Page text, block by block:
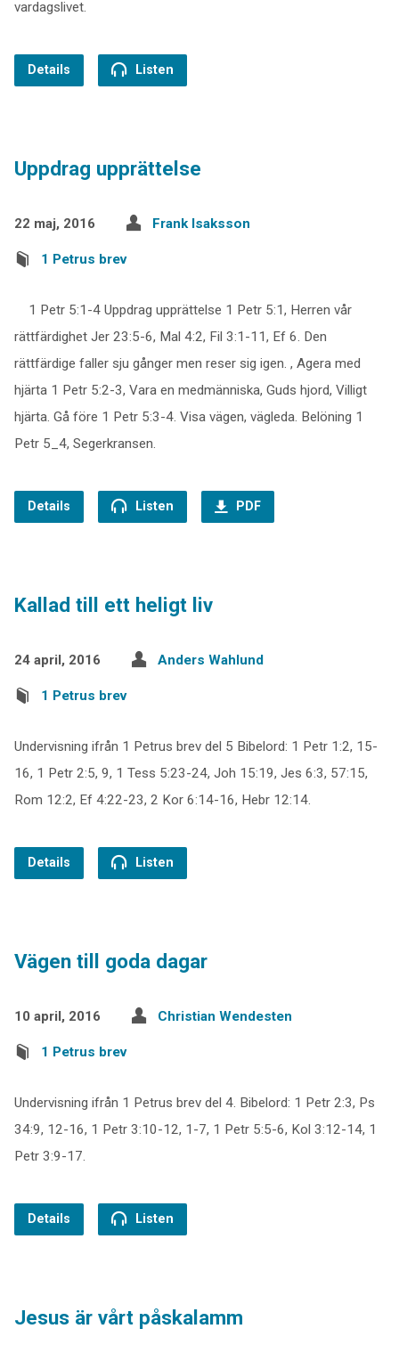
vardagslivet.
Details Listen
Uppdrag upprättelse
22 maj, 2016 Frank Isaksson
1 Petrus brev
1 Petr 5:1-4 Uppdrag upprättelse 1 Petr 5:1, Herren vår
rättfärdighet Jer 23:5-6, Mal 4:2, Fil 3:1-11, Ef 6. Den
rättfärdige faller sju gånger men reser sig igen. , Agera med
hjärta 1 Petr 5:2-3, Vara en medmänniska, Guds hjord, Villigt
hjärta. Gå före 1 Petr 5:3-4. Visa vägen, vägleda. Belöning 1
Petr 5_4, Segerkransen.
Details Listen PDF
Kallad till ett heligt liv
24 april, 2016 Anders Wahlund
1 Petrus brev
Undervisning ifrån 1 Petrus brev del 5 Bibelord: 1 Petr 1:2, 15-
16, 1 Petr 2:5, 9, 1 Tess 5:23-24, Joh 15:19, Jes 6:3, 57:15,
Rom 12:2, Ef 4:22-23, 2 Kor 6:14-16, Hebr 12:14.
Details Listen
Vägen till goda dagar
10 april, 2016 Christian Wendesten
1 Petrus brev
Undervisning ifrån 1 Petrus brev del 4. Bibelord: 1 Petr 2:3, Ps
34:9, 12-16, 1 Petr 3:10-12, 1-7, 1 Petr 5:5-6, Kol 3:12-14, 1
Petr 3:9-17.
Details Listen
Jesus är vårt påskalamm